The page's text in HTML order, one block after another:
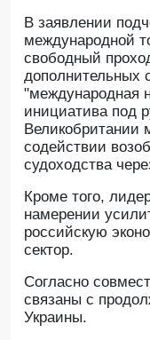
В заявлении
международной
свободный
дополнительных
"международная
инициатива под
Великобритании
содействии
судоходства
Кроме того,
намерении
российскую
сектор.
Согласно
связаны с
Украины.